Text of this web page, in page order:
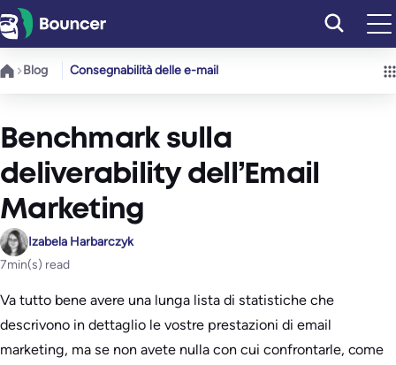
Vai
al
contenuto
Blog Consegnabilità delle e-mail
Benchmark sulla
deliverability dell’Email
Marketing
Izabela Harbarczyk
7min(s) read
Va tutto bene avere una lunga lista di statistiche che
descrivono in dettaglio le vostre prestazioni di email
marketing, ma se non avete nulla con cui confrontarle, come